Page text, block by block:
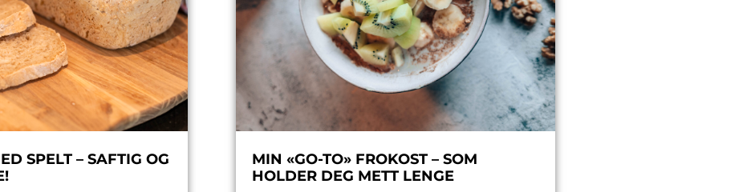
SPELT – SAFTIG OG
MIN «GO-TO» FROKOST – SOM
HOLDER DEG METT LENGE